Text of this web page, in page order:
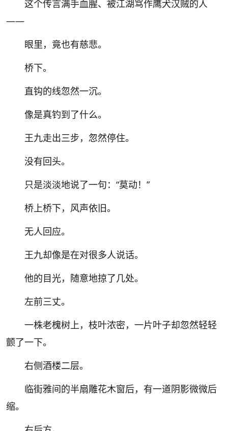
这个传言满手血腥、被江湖骂作鹰犬汉贼的人
——
眼里，竟也有慈悲。
桥下。
直钩的线忽然一沉。
像是真钓到了什么。
王九走出三步，忽然停住。
没有回头。
只是淡淡地说了一句： “莫动！ ”
桥上桥下，风声依旧。
无人回应。
王九却像是在对很多人说话。
他的目光，随意地掠了几处。
左前三丈。
一株老槐树上，枝叶浓密，一片叶子却忽然轻轻
颤了一下。
右侧酒楼二层。
临街雅间的半扇雕花木窗后，有一道阴影微微后
缩。